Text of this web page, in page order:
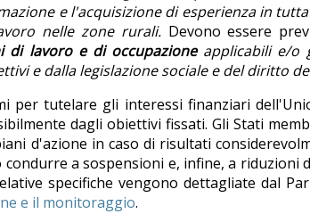
e l'acquisizione di esperienza in
nelle zone rurali.Devono essere
di lavoro e di occupazioneapplicabili e/o
e dalla legislazione sociale e del diritto
per tutelare gli interessi finanziari
dagli obiettivi fissati. Gli Stati
d'azione in caso di risultati
a sospensioni e, infine, a
specifiche vengono dettagliate dal
e il monitoraggio.